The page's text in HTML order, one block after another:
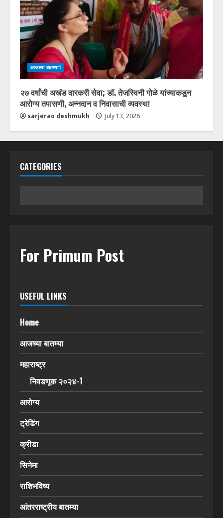
आजच्या बातम्या1
२७ वर्षांची अखंड वारकरी सेवा; डॉ. तेजस्विनी गोळे यांच्याकडून
आरोग्य तपासणी, अन्नदान व निवासाची व्यवस्था
sarjerao deshmukh July 13, 2026
CATEGORIES
For Primum Post
USEFUL LINKS
Home
आजच्या बातम्या
महाराष्ट्र
निवडणूक २०२४-1
आरोग्य
ट्रेडिंग
क्रीडा
सिनेमा
राशिभविष्य
आंतरराष्ट्रीय बातम्या